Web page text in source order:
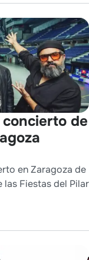
concierto de
en Zaragoza de
Fiestas del Pilar